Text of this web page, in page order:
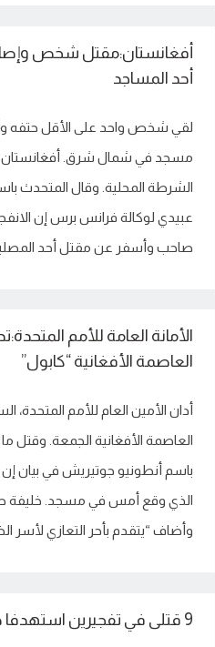
أحد المساجد
لقي شخص واحد على الأقل حتفه
مسجد في شمال شرق. أفغانستان
الشرطة المحلية. وقال المتحدث
عبيدي لوكالة فرانس برس إن
صاحب وأسفر عن مقتل أحد
الأمانة العامة للأمم
العاصمة الأفغانية “كابول”
أدان الأمين العام للأمم
العاصمة الأفغانية الجمعة.
باسم أنطونيو جوتيريش في بيان إن
الذي وقع أمس في مسجد. خليفة
وأضاف “يتقدم بأحر التعازي لأسر
9 قتلى في تفجيرين استهدفا حافلتين بمدينة أفغانية